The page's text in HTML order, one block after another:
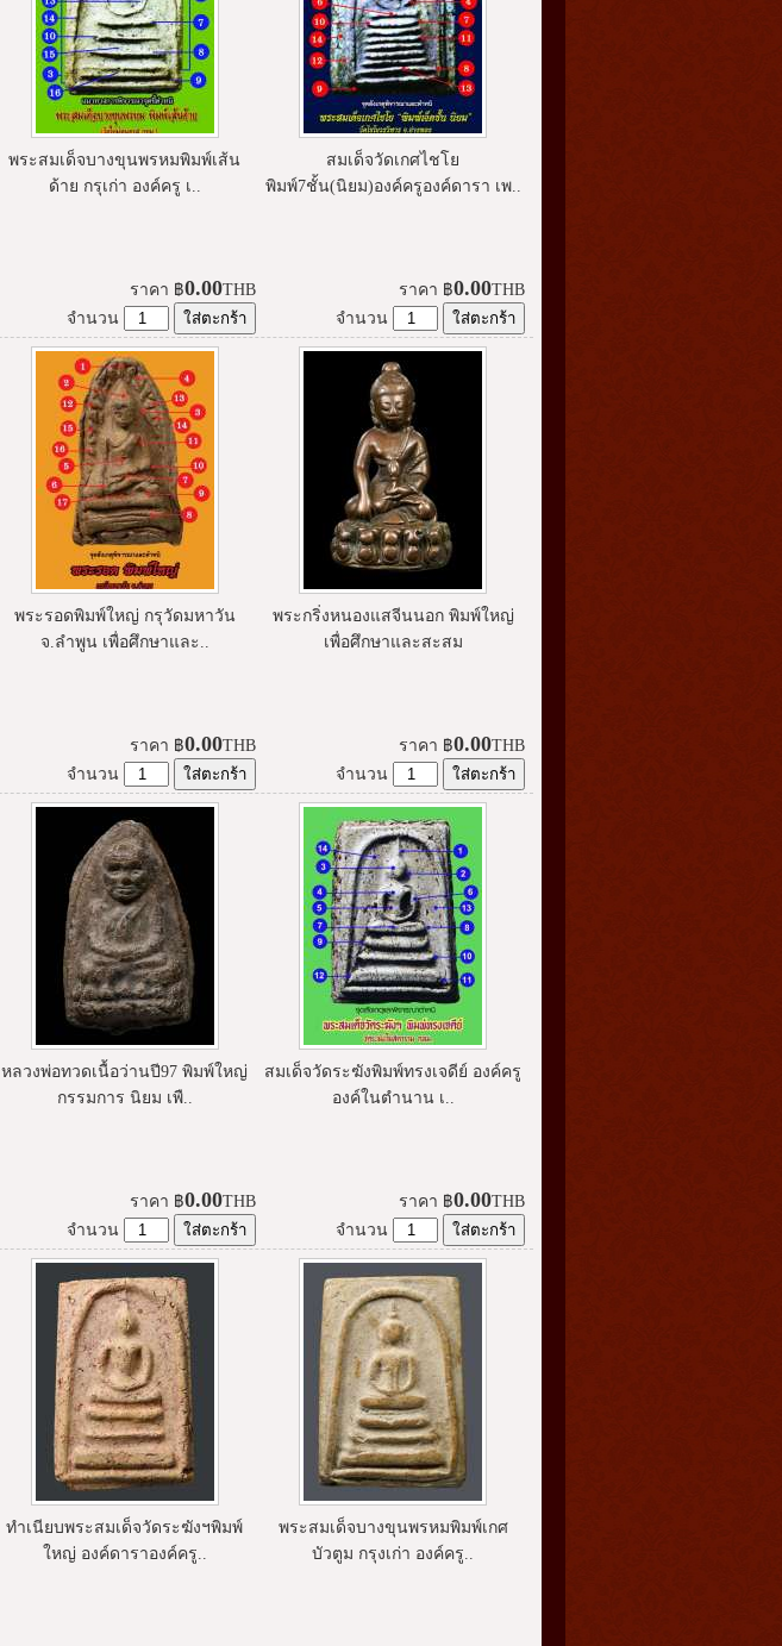
พระสมเด็จบางขุนพรหมพิมพ์เส้น
ด้าย กรุเก่า องค์ครู เ..
ราคา ฿0.00THB
จำนวน
สมเด็จวัดเกศไชโย
พิมพ์7ชั้น(นิยม)องค์ครูองค์ดารา เพ..
ราคา ฿0.00THB
จำนวน
พระรอดพิมพ์ใหญ่ กรุวัดมหาวัน
จ.ลำพูน เพื่อศึกษาและ..
ราคา ฿0.00THB
จำนวน
พระกริ่งหนองแสจีนนอก พิมพ์ใหญ่
เพื่อศึกษาและสะสม
ราคา ฿0.00THB
จำนวน
หลวงพ่อทวดเนื้อว่านปี97 พิมพ์ใหญ่
กรรมการ นิยม เพื..
ราคา ฿0.00THB
จำนวน
สมเด็จวัดระฆังพิมพ์ทรงเจดีย์ องค์ครู
องค์ในตำนาน เ..
ราคา ฿0.00THB
จำนวน
ทำเนียบพระสมเด็จวัดระฆังฯพิมพ์
ใหญ่ องค์ดาราองค์ครู..
พระสมเด็จบางขุนพรหมพิมพ์เกศ
บัวตูม กรุงเก่า องค์ครู..